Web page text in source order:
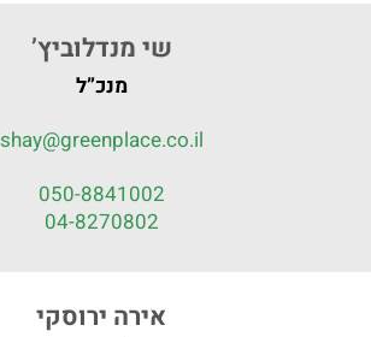
שי מנדלוביץ’
מנכ”ל
shay@greenplace.co.il
050-8841002
04-8270802
אירה ירוסקי